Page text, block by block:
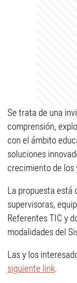
Se trata de una
comprensión,
con el ámbito
soluciones
crecimiento de los
La propuesta está
supervisoras,
Referentes TIC y
modalidades del
Las y los
siguiente link.